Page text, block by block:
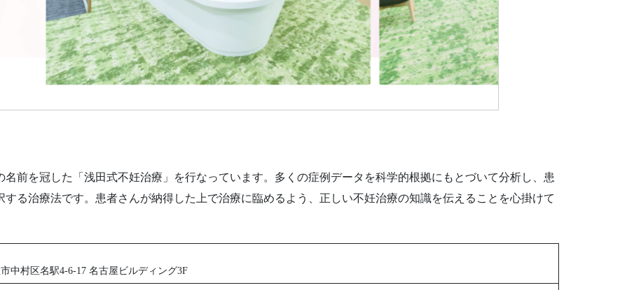
前を冠した「浅田式不妊治療」を行なっています。多くの症例データを科学的根拠にもとづいて分析し、患
る治療法です。患者さんが納得した上で治療に臨めるよう、正しい不妊治療の知識を伝えることを心掛けて
中村区名駅4-6-17 名古屋ビルディング3F